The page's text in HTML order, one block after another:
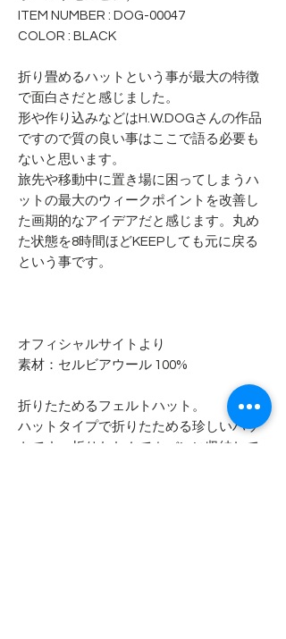
ITEM NUMBER : DOG-00047
COLOR : BLACK
折り畳めるハットという事が最大の特徴
で面白さだと感じました。
形や作り込みなどはH.W.DOGさんの作品
ですので質の良い事はここで語る必要も
ないと思います。
旅先や移動中に置き場に困ってしまうハ
ットの最大のウィークポイントを改善し
た画期的なアイデアだと感じます。丸め
た状態を8時間ほどKEEPしても元に戻る
という事です。
オフィシャルサイトより
素材：セルビアウール 100%
折りたためるフェルトハット。
ハットタイプで折りたためる珍しいハッ
トです。折りたたんでカバンに収納して